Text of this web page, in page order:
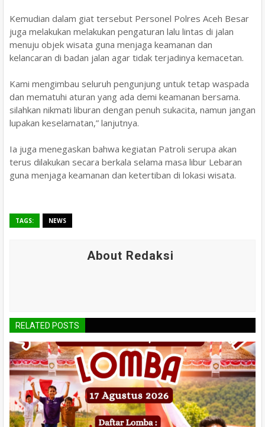
Kemudian dalam giat tersebut Personel Polres Aceh Besar
juga melakukan melakukan pengaturan lalu lintas di jalan
menuju objek wisata guna menjaga keamanan dan
kelancaran di badan jalan agar tidak terjadinya kemacetan.
Kami mengimbau seluruh pengunjung untuk tetap waspada
dan mematuhi aturan yang ada demi keamanan bersama.
silahkan nikmati liburan dengan penuh sukacita, namun jangan
lupakan keselamatan,” lanjutnya.
Ia juga menegaskan bahwa kegiatan Patroli serupa akan
terus dilakukan secara berkala selama masa libur Lebaran
guna menjaga keamanan dan ketertiban di lokasi wisata.
TAGS: NEWS
About Redaksi
RELATED POSTS